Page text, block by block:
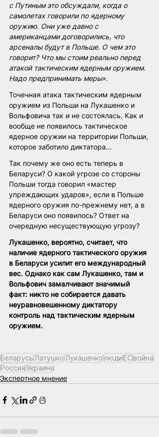
с Путиным это обсуждали, когда о
самолетах говорили по ядерному
оружию. Они уже давно с
американцами договорились, что
арсеналы будут в Польше. О чем это
говорит? Что мы стоим реально перед
атакой тактическим ядерным оружием.
Надо предпринимать меры».
Точечная атака тактическим ядерным
оружием из Польши на Лукашенко и
Вольфовича так и не состоялась. Как и
вообще не появилось тактическое
ядерное оружии на территории Польши,
которое заботило диктатора...
Так почему же оно есть теперь в
Беларуси? О какой угрозе со стороны
Польши тогда говорил «мастер
упреждающих ударов», если в Польше
ядерного оружия по-прежнему нет, а в
Беларуси оно появилось? Ответ на
очередную несуществующую угрозу?
Лукашенко, вероятно, считает, что
наличие ядерного тактического оружия
в Беларуси усилит его международный
вес. Однако как сам Лукашенко, там и
Вольфович замалчивают значимый
факт: никто не собирается давать
неуравновешенному диктатору
контроль над тактическим ядерным
оружием.
БеларусьЛатушкоЛукашенколюдиЕСвойна
РоссияУкраина
Экспертное мнение